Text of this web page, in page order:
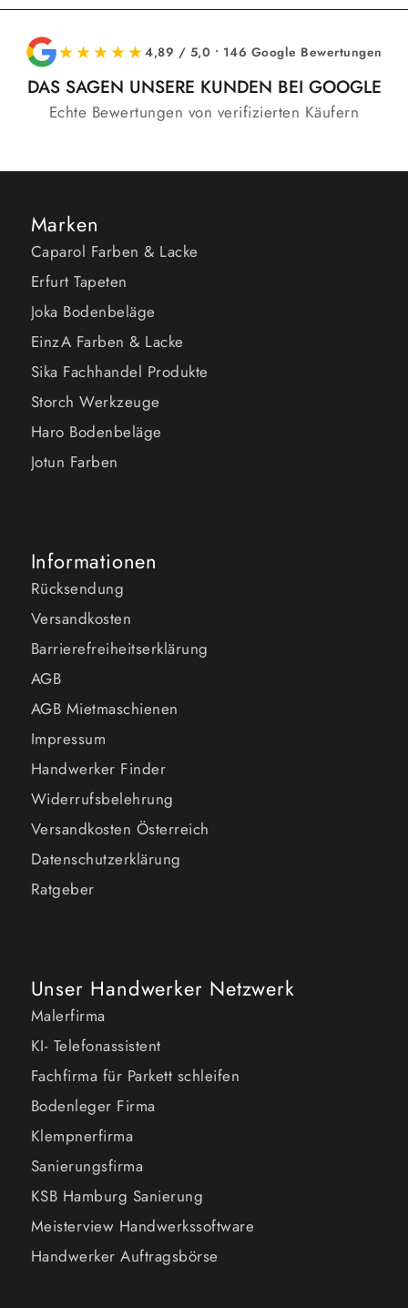
★★★★★4,89 / 5,0 • 146 Google Bewertungen
DAS SAGEN UNSERE KUNDEN BEI GOOGLE
Echte Bewertungen von verifizierten Käufern
Marken
Caparol Farben & Lacke
Erfurt Tapeten
Joka Bodenbeläge
EinzA Farben & Lacke
Sika Fachhandel Produkte
Storch Werkzeuge
Haro Bodenbeläge
Jotun Farben
Informationen
Rücksendung
Versandkosten
Barrierefreiheitserklärung
AGB
AGB Mietmaschienen
Impressum
Handwerker Finder
Widerrufsbelehrung
Versandkosten Österreich
Datenschutzerklärung
Ratgeber
Unser Handwerker Netzwerk
Malerfirma
KI- Telefonassistent
Fachfirma für Parkett schleifen
Bodenleger Firma
Klempnerfirma
Sanierungsfirma
KSB Hamburg Sanierung
Meisterview Handwerkssoftware
Handwerker Auftragsbörse